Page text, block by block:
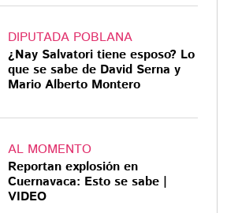
DIPUTADA POBLANA
¿Nay Salvatori tiene esposo? Lo
que se sabe de David Serna y
Mario Alberto Montero
AL MOMENTO
Reportan explosión en
Cuernavaca: Esto se sabe |
VIDEO